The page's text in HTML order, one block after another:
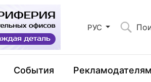
РУС
События Рекламодателям